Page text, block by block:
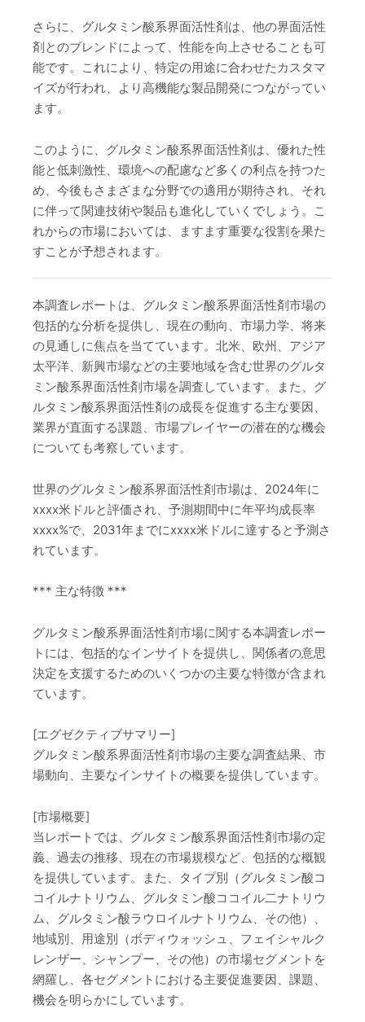
さらに、グルタミン酸系界面活性剤は、他の界面活性
剤とのブレンドによって、性能を向上させることも可
能です。これにより、特定の用途に合わせたカスタマ
イズが行われ、より高機能な製品開発につながってい
ます。
このように、グルタミン酸系界面活性剤は、優れた性
能と低刺激性、環境への配慮など多くの利点を持つた
め、今後もさまざまな分野での適用が期待され、それ
に伴って関連技術や製品も進化していくでしょう。こ
れからの市場においては、ますます重要な役割を果た
すことが予想されます。
本調査レポートは、グルタミン酸系界面活性剤市場の
包括的な分析を提供し、現在の動向、市場力学、将来
の見通しに焦点を当てています。北米、欧州、アジア
太平洋、新興市場などの主要地域を含む世界のグルタ
ミン酸系界面活性剤市場を調査しています。また、グ
ルタミン酸系界面活性剤の成長を促進する主な要因、
業界が直面する課題、市場プレイヤーの潜在的な機会
についても考察しています。
世界のグルタミン酸系界面活性剤市場は、2024年に
xxxx米ドルと評価され、予測期間中に年平均成長率
xxxx%で、2031年までにxxxx米ドルに達すると予測さ
れています。
*** 主な特徴 ***
グルタミン酸系界面活性剤市場に関する本調査レポー
トには、包括的なインサイトを提供し、関係者の意思
決定を支援するためのいくつかの主要な特徴が含まれ
ています。
[エグゼクティブサマリー]
グルタミン酸系界面活性剤市場の主要な調査結果、市
場動向、主要なインサイトの概要を提供しています。
[市場概要]
当レポートでは、グルタミン酸系界面活性剤市場の定
義、過去の推移、現在の市場規模など、包括的な概観
を提供しています。また、タイプ別（グルタミン酸コ
コイルナトリウム、グルタミン酸ココイル二ナトリウ
ム、グルタミン酸ラウロイルナトリウム、その他）、
地域別、用途別（ボディウォッシュ、フェイシャルク
レンザー、シャンプー、その他）の市場セグメントを
網羅し、各セグメントにおける主要促進要因、課題、
機会を明らかにしています。